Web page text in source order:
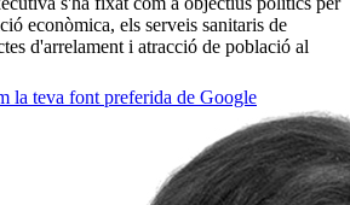
econòmica, els serveis sanitaris de
d'arrelament i atracció de població al
la teva font preferida de Google